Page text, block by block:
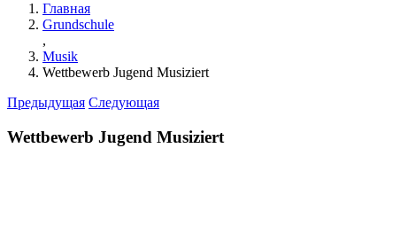
Главная
Grundschule
,
Musik
Wettbewerb Jugend Musiziert
Предыдущая Следующая
Wettbewerb Jugend Musiziert